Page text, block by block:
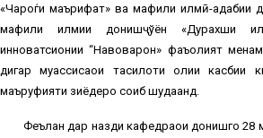
«Чароѓи маърифат» ва маҳфили илмӣ-адабии
маҳфили илмии донишҷўён «Дурахши
инноватсионии “Навоварон» фаъолият
дигар муассисаҳои таҳсилоти олии
маъруфияти зиёдеро соҳиб шудаанд.
Феълан дар назди кафедраҳои донишгоҳ 28